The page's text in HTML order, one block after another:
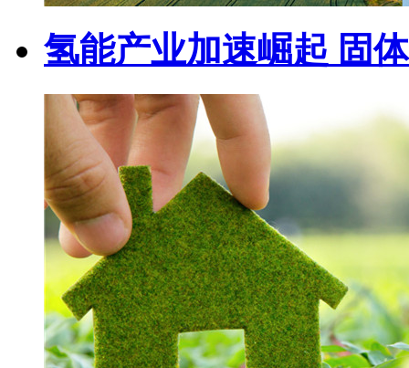
氢能产业加速崛起 固